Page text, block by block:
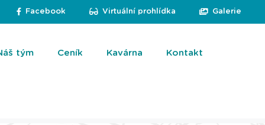
Facebook Virtuální prohlídka Galerie
tým Ceník Kavárna Kontakt